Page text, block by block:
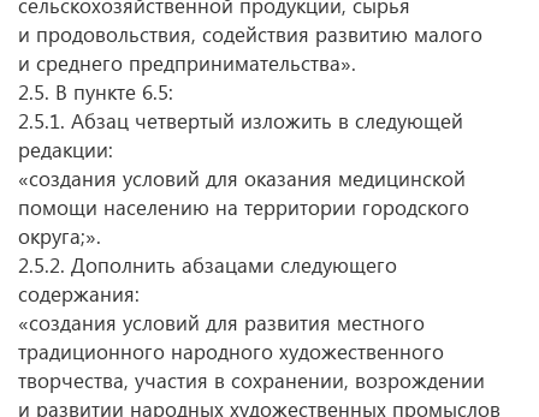
и продовольствия, содействия развитию малого
и среднего предпринимательства».
2.5. В пункте 6.5:
2.5.1. Абзац четвертый изложить в следующей
редакции:
«создания условий для оказания медицинской
помощи населению на территории городского
округа;».
2.5.2. Дополнить абзацами следующего
содержания:
«создания условий для развития местного
традиционного народного художественного
творчества, участия в сохранении, возрождении
и развитии народных художественных промыслов